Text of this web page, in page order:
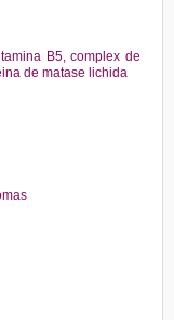
B5, complex de
de matase lichida